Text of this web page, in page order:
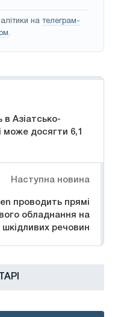
на телеграм-
.
в Азіатсько-
може досягти 6,1
Наступна новина
проводить прямі
обладнання на
шкідливих речовин